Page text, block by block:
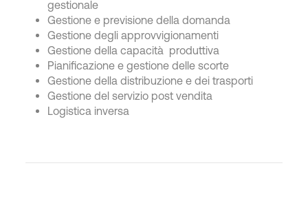
gestionale
Gestione e previsione della domanda
Gestione degli approvvigionamenti
Gestione della capacità produttiva
Pianificazione e gestione delle scorte
Gestione della distribuzione e dei trasporti
Gestione del servizio post vendita
Logistica inversa